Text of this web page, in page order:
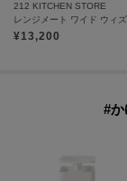
212 KITCHEN STORE
¥13,200
#